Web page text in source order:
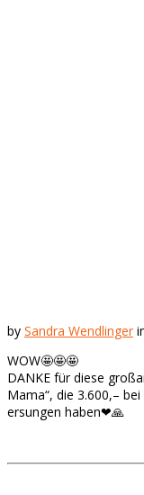
by Sandra Wendlinger
WOW🤩🤩🤩
DANKE für diese
Mama“, die 3.600,–
ersungen haben❤🙏